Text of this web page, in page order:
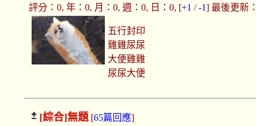
評分：0, 年：0, 月：0, 週：0, 日：0, [+1 /-1] 最後更新
五行封印
雞雞尿尿
大便雞雞
尿尿大便
[綜合]無題 [65篇回應]